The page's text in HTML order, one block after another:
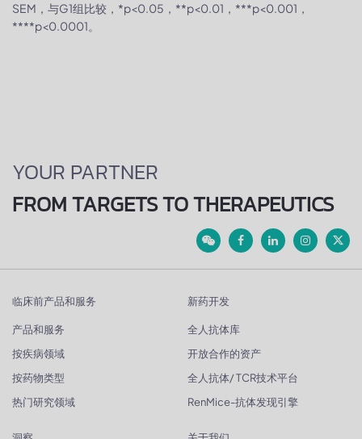
SEM，与G1组比较，*p<0.05，**p<0.01，***p<0.001，
****p<0.0001。
YOUR PARTNER
FROM TARGETS TO THERAPEUTICS
临床前产品和服务
产品和服务
按疾病领域
按药物类型
热门研究领域
新药开发
全人抗体库
开放合作的资产
全人抗体/ TCR技术平台
RenMice-抗体发现引擎